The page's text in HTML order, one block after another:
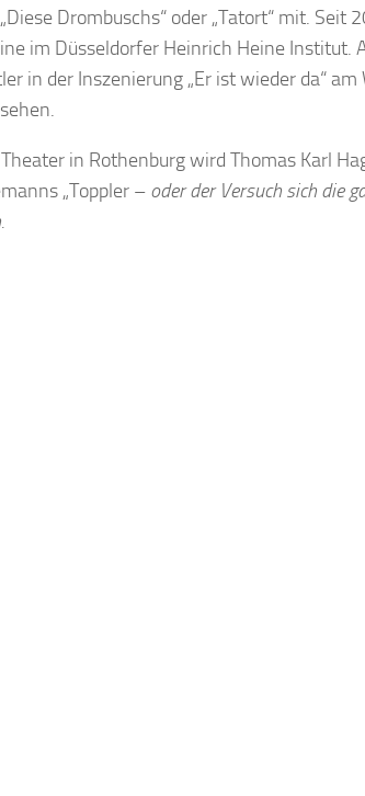
Drombuschs“ oder „Tatort“ mit.
im Düsseldorfer Heinrich Heine Institut.
in der Inszenierung „Er ist wieder da“
in Rothenburg wird Thomas Karl
„Toppler – oder der Versuch sich die